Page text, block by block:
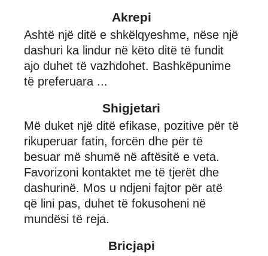
Akrepi
Ashtë një ditë e shkëlqyeshme, nëse një
dashuri ka lindur në këto ditë të fundit
ajo duhet të vazhdohet. Bashkëpunime
të preferuara ...
Shigjetari
Më duket një ditë efikase, pozitive për të
rikuperuar fatin, forcën dhe për të
besuar më shumë në aftësitë e veta.
Favorizoni kontaktet me të tjerët dhe
dashurinë. Mos u ndjeni fajtor për atë
që lini pas, duhet të fokusoheni në
mundësi të reja.
Bricjapi